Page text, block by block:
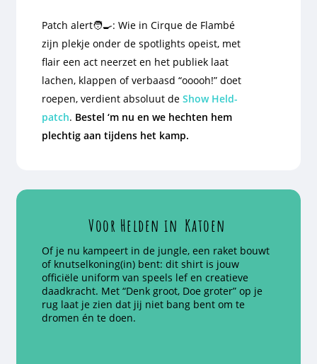
Patch alert🧑‍🍳: Wie in Cirque de Flambé
zijn plekje onder de spotlights opeist, met
flair een act neerzet en het publiek laat
lachen, klappen of verbaasd “ooooh!” doet
roepen, verdient absoluut de Show Held-
patch. Bestel ‘m nu en we hechten hem
plechtig aan tijdens het kamp.
Voor Helden in Katoen
Of je nu kampeert in de jungle, een raket bouwt
of knutselkoning(in) bent: dit shirt is jouw
officiële uniform van speels lef en creatieve
daadkracht. Met “Denk groot, Doe groter” op je
rug laat je zien dat jij niet bang bent om te
dromen én te doen.